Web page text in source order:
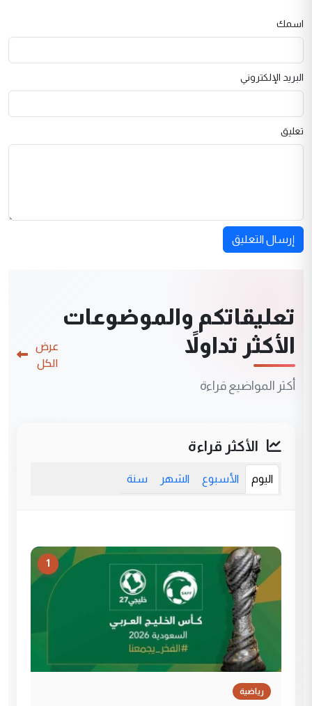
اسمك
البريد الإلكتروني
تعليق
إرسال التعليق
تعليقاتكم والموضوعات
الأكثر تداولاً
أكثر المواضيع قراءة
عرض
الكل
الأكثر قراءة
اليوم الأسبوع الشهر سنة
1
رياضية